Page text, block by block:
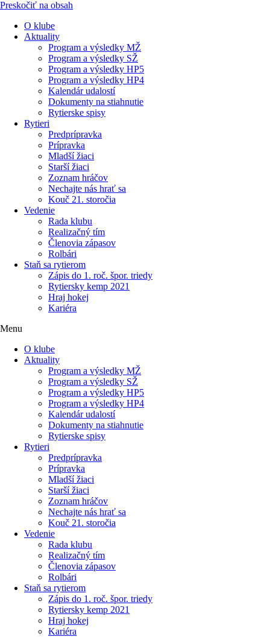
Preskočiť na obsah
O klube
Aktuality
Program a výsledky MŽ
Program a výsledky SŽ
Program a výsledky HP5
Program a výsledky HP4
Kalendár udalostí
Dokumenty na stiahnutie
Rytierske spisy
Rytieri
Predprípravka
Prípravka
Mladší žiaci
Starší žiaci
Zoznam hráčov
Nechajte nás hrať sa
Kouč 21. storočia
Vedenie
Rada klubu
Realizačný tím
Členovia zápasov
Rolbári
Staň sa rytierom
Zápis do 1. roč. špor. triedy
Rytiersky kemp 2021
Hraj hokej
Kariéra
Menu
O klube
Aktuality
Program a výsledky MŽ
Program a výsledky SŽ
Program a výsledky HP5
Program a výsledky HP4
Kalendár udalostí
Dokumenty na stiahnutie
Rytierske spisy
Rytieri
Predprípravka
Prípravka
Mladší žiaci
Starší žiaci
Zoznam hráčov
Nechajte nás hrať sa
Kouč 21. storočia
Vedenie
Rada klubu
Realizačný tím
Členovia zápasov
Rolbári
Staň sa rytierom
Zápis do 1. roč. špor. triedy
Rytiersky kemp 2021
Hraj hokej
Kariéra